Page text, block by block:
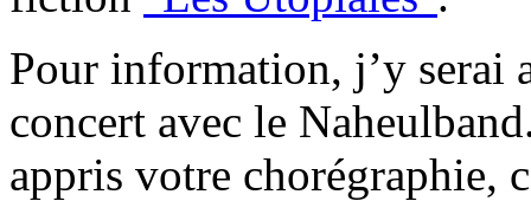
Pour information, j’y serai
concert avec le
appris votre chorégraphie,